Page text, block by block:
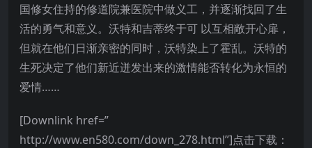
国修女住持的修道院兼医院中做义工，并逐渐找回了生
活的勇气和意义。沃特和吉蒂终于可 以互相敞开心扉，
但就在他们日渐亲密的同时，沃特染上了霍乱。沃特的
生死决定了他们新近迸发出来的激情能否转化为永恒的
爱情……
[Downlink href=”
http://www.en580.com/down_278.html”]点击下载：